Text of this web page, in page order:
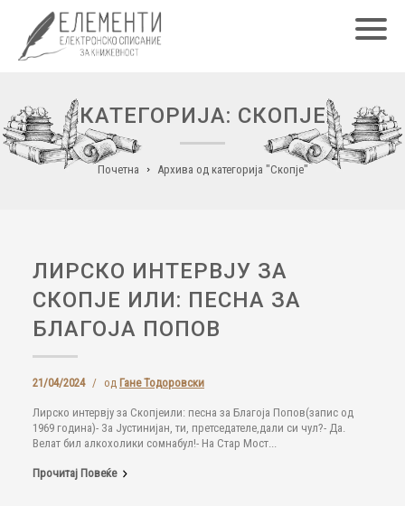
КАТЕГОРИЈА: СКОПЈЕ
Почетна Архива од категорија "Скопје"
ЛИРСКО ИНТЕРВЈУ ЗА
СКОПЈЕ ИЛИ: ПЕСНА ЗА
БЛАГОЈА ПОПОВ
21/04/2024 / од Гане Тодоровски
Лирско интервју за Скопјеили: песна за Благоја Попов(запис од
1969 година)- За Јустинијан, ти, претседателе,дали си чул?- Да.
Велат бил алкохолики сомнабул!- На Стар Мост...
Прочитај Повеќе